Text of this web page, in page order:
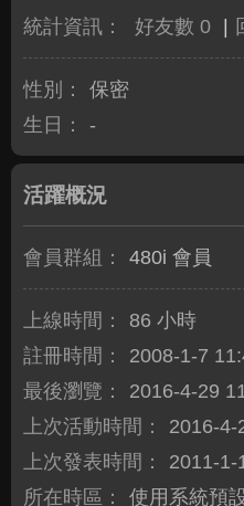
統計資訊： 好友數 0
性別：
保密
生日：
-
活躍概況
會員群組： 480i 會員
上線時間：
86 小時
註冊時間：
2008-1-7
最後瀏覽：
2016-4-29
上次活動時間：
2016-4-
上次發表時間：
2011-1-
所在時區：
使用系統預